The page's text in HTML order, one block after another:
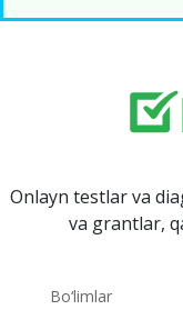
Onlayn testlar va
va grantlar,
Bo‘limlar